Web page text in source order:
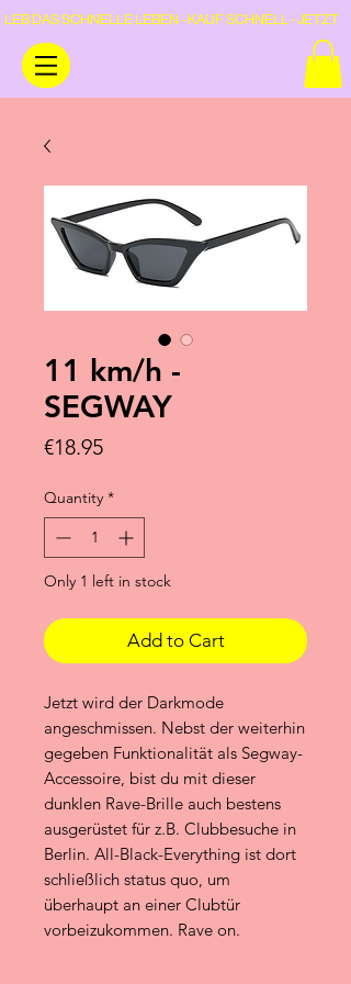
LEB DAS SCHNELLE LEBEN - KAUF SCHNELL - JETZT
11 km/h -
SEGWAY
€18.95Price
Quantity *
Only 1 left in stock
Add to Cart
Jetzt wird der Darkmode
angeschmissen. Nebst der weiterhin
gegeben Funktionalität als Segway-
Accessoire, bist du mit dieser
dunklen Rave-Brille auch bestens
ausgerüstet für z.B. Clubbesuche in
Berlin. All-Black-Everything ist dort
schließlich status quo, um
überhaupt an einer Clubtür
vorbeizukommen. Rave on.